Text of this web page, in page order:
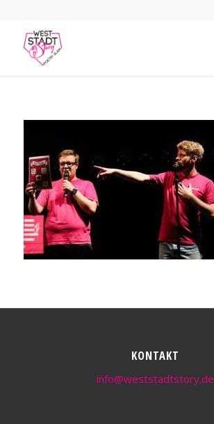
KONTAKT
info@weststadtstory.de